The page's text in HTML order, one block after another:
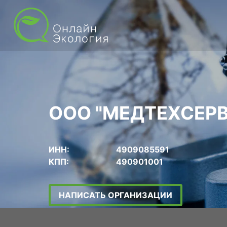
ООО
ИНН:
4909085591
КПП:
490901001
НАПИСАТЬ ОРГАНИЗАЦИИ